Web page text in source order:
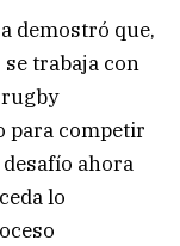
demostró que,
trabaja con
para competir
ahora
lo